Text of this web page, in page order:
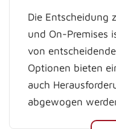
Die Entscheidung
und On-Premises
von
Optionen bieten
auch
abgewogen